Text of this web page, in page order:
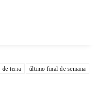
de terra último final de semana